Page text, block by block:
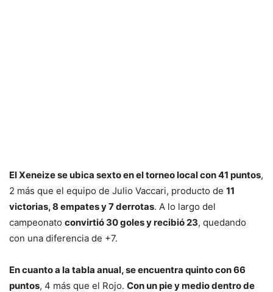
El Xeneize se ubica sexto en el torneo local con 41 puntos,
2 más que el equipo de Julio Vaccari, producto de 11
victorias, 8 empates y 7 derrotas. A lo largo del
campeonato convirtió 30 goles y recibió 23, quedando
con una diferencia de +7.
En cuanto a la tabla anual, se encuentra quinto con 66
puntos, 4 más que el Rojo. Con un pie y medio dentro de